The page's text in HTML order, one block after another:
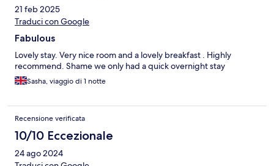
21 feb 2025
Traduci con Google
Fabulous
Lovely stay. Very nice room and a lovely breakfast . Highly
recommend. Shame we only had a quick overnight stay
Sasha, viaggio di 1 notte
Recensione verificata
10/10 Eccezionale
24 ago 2024